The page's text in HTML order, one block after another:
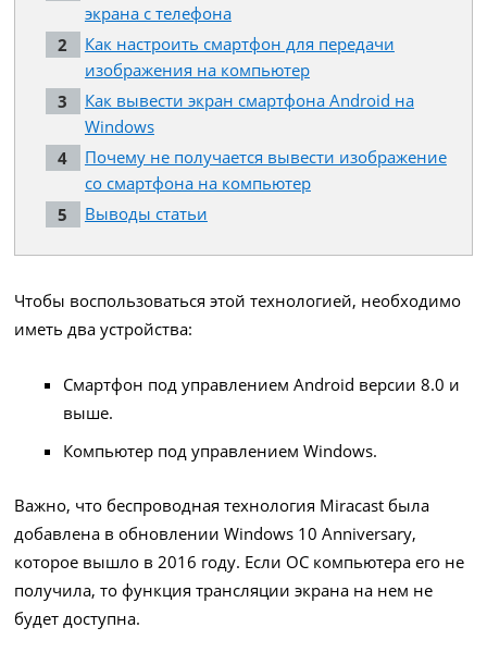
экрана с телефона
Как настроить смартфон для передачи
изображения на компьютер
Как вывести экран смартфона Android на
Windows
Почему не получается вывести изображение
со смартфона на компьютер
Выводы статьи
Чтобы воспользоваться этой технологией, необходимо
иметь два устройства:
Смартфон под управлением Android версии 8.0 и
выше.
Компьютер под управлением Windows.
Важно, что беспроводная технология Miracast была
добавлена в обновлении Windows 10 Anniversary,
которое вышло в 2016 году. Если ОС компьютера его не
получила, то функция трансляции экрана на нем не
будет доступна.